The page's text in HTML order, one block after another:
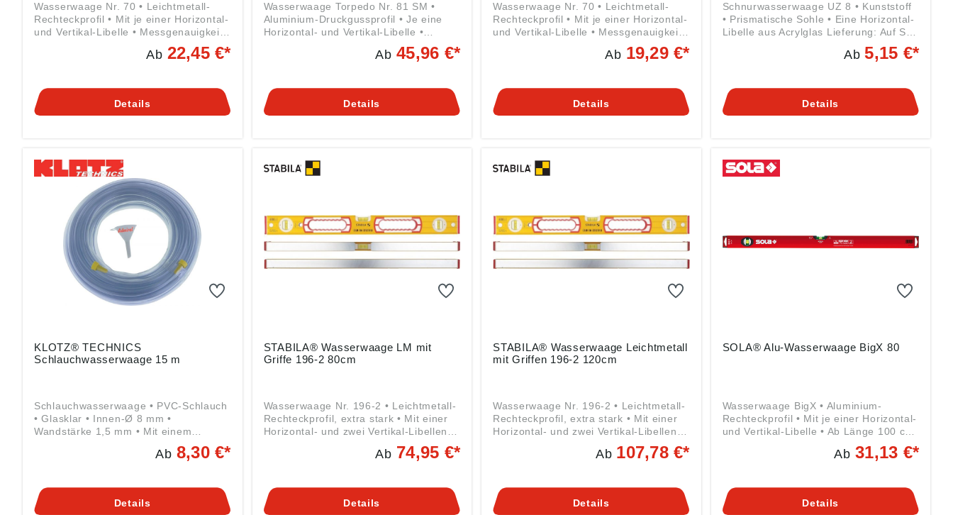
Wasserwaage Nr. 70 • Leichtmetall-
Rechteckprofil • Mit je einer Horizontal-
und Vertikal-Libelle • Messgenauigkeit
Normalmessung 0,029° = 0,5 mm/m
Gustav Ullrich GmbH, Landauer Str.
45, 76855 Annweiler, DE,
Ab 22,45 €*
Details
Wasserwaage Torpedo Nr. 81 SM •
Aluminium-Druckgussprofil • Je eine
Horizontal- und Vertikal-Libelle •
Gefräste Messfläche • Starker
Magneten • Messgenauigkeit
0,043° = 0,75 mm/m • Für horizontale
und vertikale Messungen in Normal-
2023/998): STABILA Messgeräte
Gustav Ullrich GmbH, Landauer Str.
Ab45,96 €*
Details
Wasserwaage Nr. 70 • Leichtmetall-
Rechteckprofil • Mit je einer Horizontal-
und Vertikal-Libelle • Messgenauigkeit
Normalmessung 0,029° = 0,5 mm/m
Gustav Ullrich GmbH, Landauer Str.
45, 76855 Annweiler, DE,
Ab 19,29 €*
Details
Schnurwasserwaage UZ 8 • Kunststoff
• Prismatische Sohle • Eine Horizontal-
Libelle aus Acrylglas Lieferung: Auf SB-
Produktsicherheitsverordnung ((EU)
88131 Lindau (Bodensee), DE,
sola@sola.de
Ab5,15 €*
Details
KLOTZ® TECHNICS
Schlauchwasserwaage 15 m
Schlauchwasserwaage • PVC-Schlauch
• Glasklar • Innen-Ø 8 mm •
Wandstärke 1,5 mm • Mit einem
gemäß Produktsicherheitsverordnung
40822 Mettmann, DE,
info@klotztechnics.com
Ab 8,30 €*
Details
STABILA® Wasserwaage LM mit
Griffe 196-2 80cm
Wasserwaage Nr. 196-2 • Leichtmetall-
Rechteckprofil, extra stark • Mit einer
Horizontal- und zwei Vertikal-Libellen •
Je zwei gefräste Messflächen und
Durchgrifföffnungen • Messgenauigkeit
0,029° = 0, 5 mm/m Angaben gemäß
Produktsicherheitsverordnung ((EU)
Ab 74,95 €*
Details
STABILA® Wasserwaage Leichtmetall
mit Griffen 196-2 120cm
Wasserwaage Nr. 196-2 • Leichtmetall-
Rechteckprofil, extra stark • Mit einer
Horizontal- und zwei Vertikal-Libellen •
Je zwei gefräste Messflächen und
Durchgrifföffnungen • Messgenauigkeit
0,029° = 0, 5 mm/m Angaben gemäß
Produktsicherheitsverordnung ((EU)
Ab 107,78 €*
Details
SOLA® Alu-Wasserwaage BigX 80
Wasserwaage BigX • Aluminium-
Rechteckprofil • Mit je einer Horizontal-
und Vertikal-Libelle • Ab Länge 100 cm
mit 2 Vertikallibellen • Stoßdämpfende,
schockabsorbierende Endkappen •
Umschlagmessung 0,043° = 0,75
mm/m • Für horizontale und vertikale
Ab31,13 €*
Details